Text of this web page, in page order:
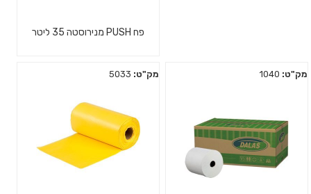
פח PUSH מנירוסטה 35 ליטר
מק"ט: מק"ט: